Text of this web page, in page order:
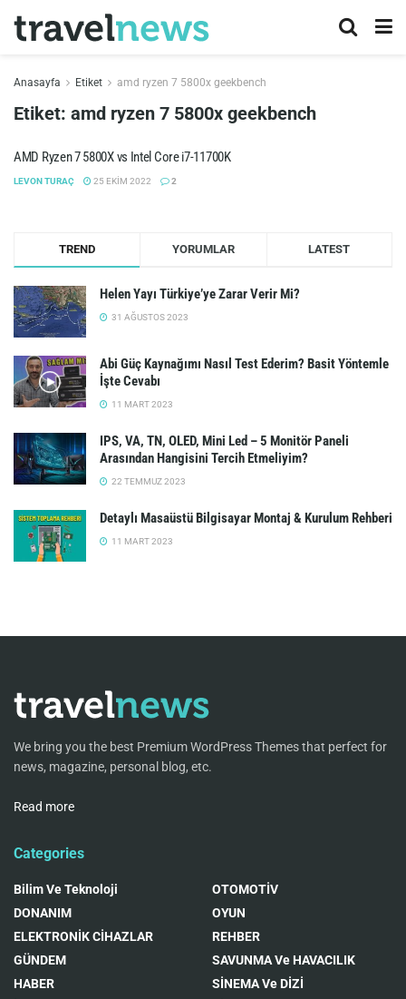
Anasayfa Etiket amd ryzen 7 5800x geekbench
Etiket: amd ryzen 7 5800x geekbench
AMD Ryzen 7 5800X vs Intel Core i7-11700K
LEVON TURAÇ 25 EKIM 2022 2
TREND YORUMLAR LATEST
Helen Yayı Türkiye’ye Zarar Verir Mi?
31 AĞUSTOS 2023
Abi Güç Kaynağımı Nasıl Test Ederim? Basit Yöntemle
İşte Cevabı
11 MART 2023
IPS, VA, TN, OLED, Mini Led – 5 Monitör Paneli
Arasından Hangisini Tercih Etmeliyim?
22 TEMMUZ 2023
Detaylı Masaüstü Bilgisayar Montaj & Kurulum Rehberi
11 MART 2023
We bring you the best Premium WordPress Themes that perfect for
news, magazine, personal blog, etc.
Read more
Categories
Bilim Ve Teknoloji
DONANIM
ELEKTRONİK CİHAZLAR
GÜNDEM
HABER
OTOMOTİV
OYUN
REHBER
SAVUNMA Ve HAVACILIK
SİNEMA Ve DİZİ